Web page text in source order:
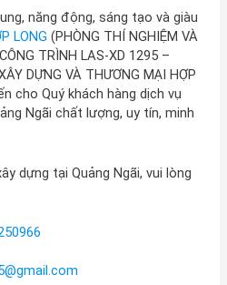
năng động, sáng tạo và giàu
LONG (PHÒNG THÍ NGHIỆM VÀ
TRÌNH LAS-XD 1295 –
DỰNG VÀ THƯƠNG MẠI HỢP
cho Quý khách hàng dịch vụ
Ngãi chất lượng, uy tín, minh
dựng tại Quảng Ngãi, vui lòng